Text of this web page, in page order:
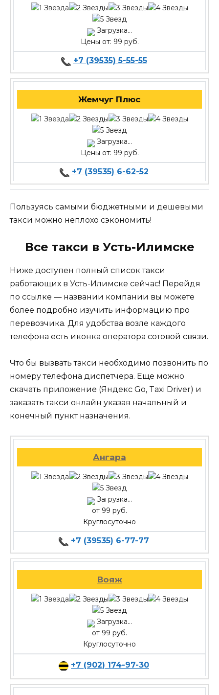
Загрузка...
Цены от: 99 руб.
+7 (39535) 5-55-55
Жемчуг Плюс
Загрузка...
Цены от: 99 руб.
+7 (39535) 6-62-52
Пользуясь самыми бюджетными и дешевыми
такси можно неплохо сэкономить!
Все такси в Усть-Илимске
Ниже доступен полный список такси
работающих в Усть-Илимске сейчас! Перейдя
по ссылке — названии компании вы можете
более подробно изучить информацию про
перевозчика. Для удобства возле каждого
телефона есть иконка оператора сотовой связи.
Что бы вызвать такси необходимо позвонить по
номеру телефона диспетчера. Еще можно
скачать приложение (Яндекс Go, Taxi Driver) и
заказать такси онлайн указав начальный и
конечный пункт назначения.
Ангара
Загрузка...
от 99 руб.
Круглосуточно
+7 (39535) 6-77-77
Вояж
Загрузка...
от 99 руб.
Круглосуточно
+7 (902) 174-97-30